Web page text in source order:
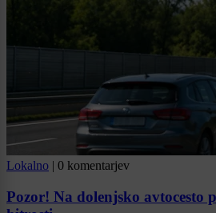
Lokalno | 0 komentarjev
Pozor! Na dolenjsko avtocesto